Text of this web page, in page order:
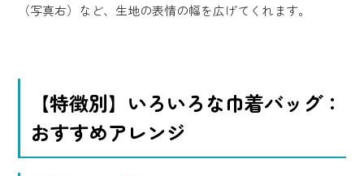
（写真右）など、生地の表情の幅を広げてくれます。
【特徴別】いろいろな巾着バッグ：
おすすめアレンジ